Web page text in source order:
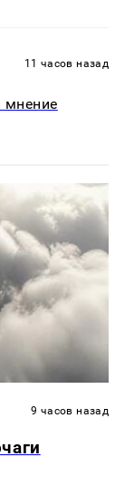
11 часов назад
мнение
9 часов назад